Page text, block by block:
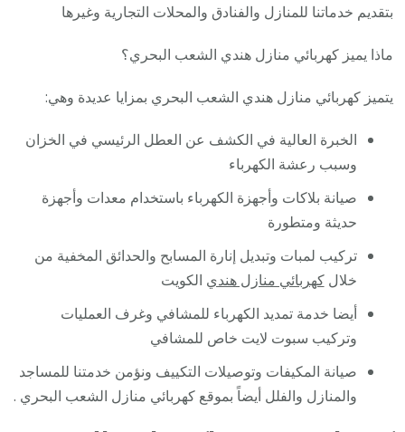
بتقديم خدماتنا للمنازل والفنادق والمحلات التجارية وغيرها
ماذا يميز كهربائي منازل هندي الشعب البحري؟
يتميز كهربائي منازل هندي الشعب البحري بمزايا عديدة وهي:
الخبرة العالية في الكشف عن العطل الرئيسي في الخزان
وسبب رعشة الكهرباء
صيانة بلاكات وأجهزة الكهرباء باستخدام معدات وأجهزة
حديثة ومتطورة
تركيب لمبات وتبديل إنارة المسابح والحدائق المخفية من
خلالكهربائي منازل هندي الكويت
أيضا خدمة تمديد الكهرباء للمشافي وغرف العمليات
وتركيب سبوت لايت خاص للمشافي
صيانة المكيفات وتوصيلات التكييف ونؤمن خدمتنا للمساجد
والمنازل والفلل أيضاً بموقع كهربائي منازل الشعب البحري .